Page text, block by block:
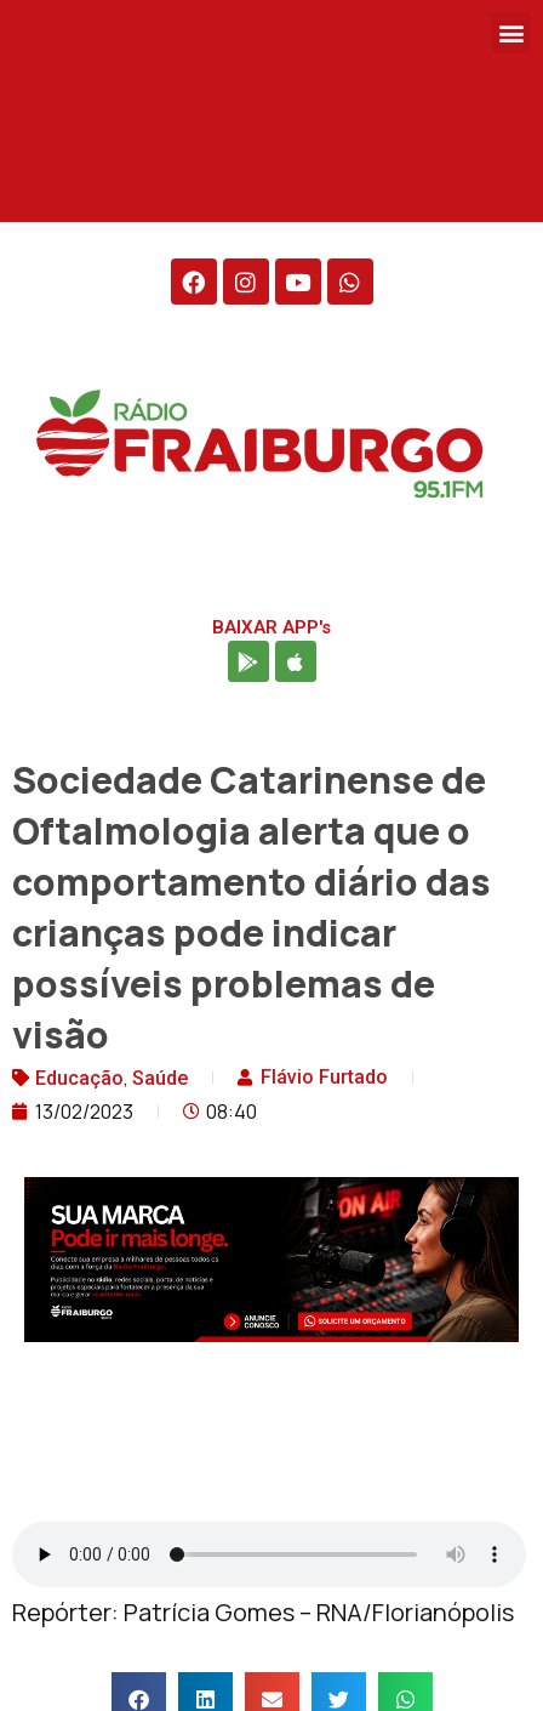
BAIXAR APP's
Sociedade Catarinense de
Oftalmologia alerta que o
comportamento diário das
crianças pode indicar
possíveis problemas de
visão
Educação, Saúde Flávio Furtado
13/02/2023 08:40
Repórter: Patrícia Gomes – RNA/Florianópolis